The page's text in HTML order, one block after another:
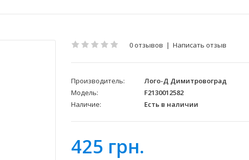
0 отзывов | Написать отзыв
Производитель:
Лого-Д Димитровоград
Модель:
F2130012582
Наличие:
Есть в наличии
425 грн.